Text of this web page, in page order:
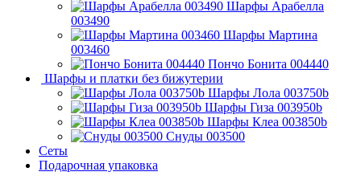
Шарфы Арабелла
003490
Шарфы Мартина
003460
Пончо Бонита 004440
Шарфы и платки без бижутерии
Шарфы Лола 003750b
Шарфы Гиза 003950b
Шарфы Клеа 003850b
Снуды 003500
Сеты
Подарочная упаковка